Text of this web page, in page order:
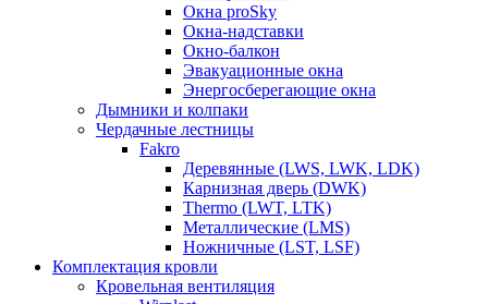
Окна proSky
Окна-надставки
Окно-балкон
Эвакуационные окна
Энергосберегающие окна
Дымники и колпаки
Чердачные лестницы
Fakro
Деревянные (LWS, LWK, LDK)
Карнизная дверь (DWK)
Thermo (LWT, LTK)
Металлические (LMS)
Ножничные (LST, LSF)
Комплектация кровли
Кровельная вентиляция